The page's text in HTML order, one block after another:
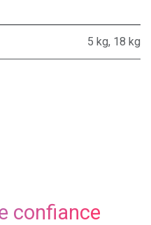
5 kg, 18 kg
confiance